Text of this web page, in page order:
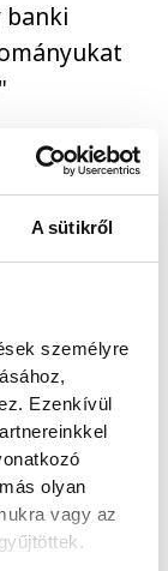
A sütikről
személyre
Ezenkívül
olyan
vagy az
banki